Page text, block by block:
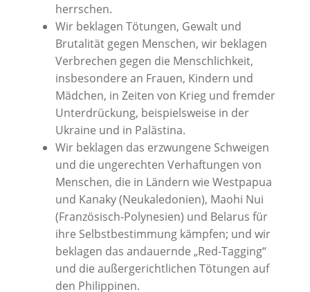
herrschen.
Wir beklagen Tötungen, Gewalt und
Brutalität gegen Menschen, wir beklagen
Verbrechen gegen die Menschlichkeit,
insbesondere an Frauen, Kindern und
Mädchen, in Zeiten von Krieg und fremder
Unterdrückung, beispielsweise in der
Ukraine und in Palästina.
Wir beklagen das erzwungene Schweigen
und die ungerechten Verhaftungen von
Menschen, die in Ländern wie Westpapua
und Kanaky (Neukaledonien), Maohi Nui
(Französisch-Polynesien) und Belarus für
ihre Selbstbestimmung kämpfen; und wir
beklagen das andauernde „Red-Tagging“
und die außergerichtlichen Tötungen auf
den Philippinen.